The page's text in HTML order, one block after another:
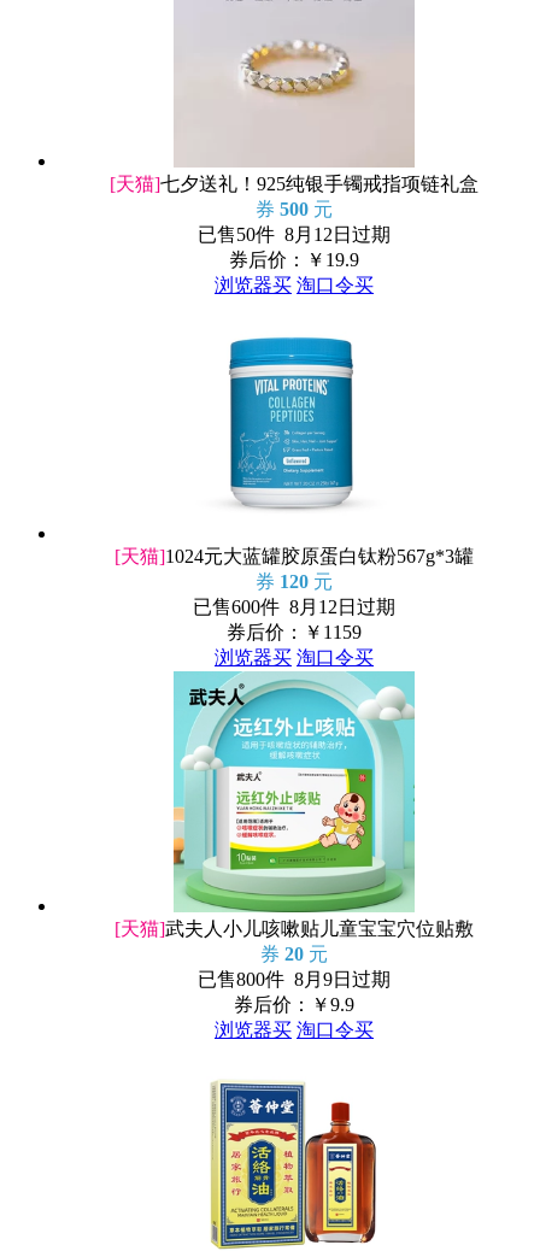
[天猫]七夕送礼！925纯银手镯戒指项链礼盒
券 500 元
已售50件 8月12日过期
券后价：￥ 19.9
浏览器买 淘口令买
[天猫]1024元大蓝罐胶原蛋白钛粉567g*3罐
券 120 元
已售600件 8月12日过期
券后价：￥ 1159
浏览器买 淘口令买
[天猫]武夫人小儿咳嗽贴儿童宝宝穴位贴敷
券 20 元
已售800件 8月9日过期
券后价：￥9.9
浏览器买 淘口令买